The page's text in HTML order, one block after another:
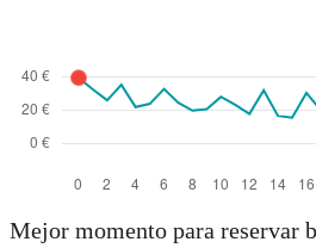
Mejor momento para reservar